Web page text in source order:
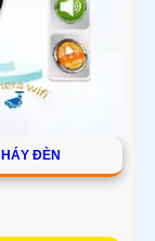
ĐÈN